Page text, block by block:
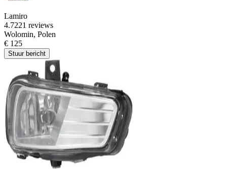
Lamiro
4.7221 reviews
Wolomin, Polen
€ 125
Stuur bericht